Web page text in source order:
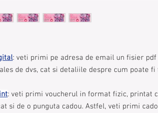
: veti primi pe adresa de email un fisier pdf
de dvs, cat si detaliile despre cum poate fi
: veti primi voucherul in format fizic, printat
si de o punguta cadou. Astfel, veti primi